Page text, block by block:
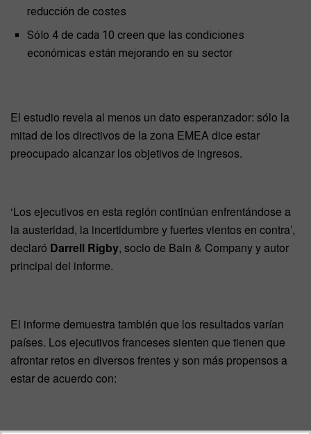
reducción de costes
Sólo 4 de cada 10 creen que las condiciones
económicas están mejorando en su sector
El estudio revela al menos un dato esperanzador: sólo la
mitad de los directivos de la zona EMEA dice estar
preocupado alcanzar los objetivos de ingresos.
‘Los ejecutivos en esta región continúan enfrentándose a
la austeridad, la incertidumbre y fuertes vientos en contra’,
declaró Darrell Rigby, socio de Bain & Company y autor
principal del informe.
El informe demuestra también que los resultados varían
países. Los ejecutivos franceses sienten que tienen que
afrontar retos en diversos frentes y son más propensos a
estar de acuerdo con: